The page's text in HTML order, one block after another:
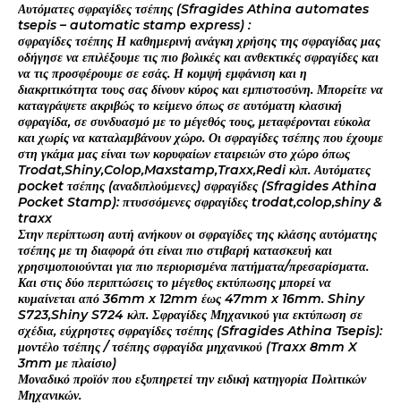
Αυτόματες σφραγίδες τσέπης (Sfragides Athina automates
tsepis – automatic stamp express) :
σφραγίδες τσέπης Η καθημερινή ανάγκη χρήσης της σφραγίδας μας
οδήγησε να επιλέξουμε τις πιο βολικές και ανθεκτικές σφραγίδες και
να τις προσφέρουμε σε εσάς. Η κομψή εμφάνιση και η
διακριτικότητα τους σας δίνουν κύρος και εμπιστοσύνη. Μπορείτε να
καταγράψετε ακριβώς το κείμενο όπως σε αυτόματη κλασική
σφραγίδα, σε συνδυασμό με το μέγεθός τους, μεταφέρονται εύκολα
και χωρίς να καταλαμβάνουν χώρο. Οι σφραγίδες τσέπης που έχουμε
στη γκάμα μας είναι των κορυφαίων εταιρειών στο χώρο όπως
Trodat,Shiny,Colop,Maxstamp,Traxx,Redi κλπ. Αυτόματες
pocket τσέπης (αναδιπλούμενες) σφραγίδες (Sfragides Athina
Pocket Stamp): πτυσσόμενες σφραγίδες trodat,colop,shiny &
traxx
Στην περίπτωση αυτή ανήκουν οι σφραγίδες της κλάσης αυτόματης
τσέπης με τη διαφορά ότι είναι πιο στιβαρή κατασκευή και
χρησιμοποιούνται για πιο περιορισμένα πατήματα/πρεσαρίσματα.
Και στις δύο περιπτώσεις το μέγεθος εκτύπωσης μπορεί να
κυμαίνεται από 36mm x 12mm έως 47mm x 16mm. Shiny
S723,Shiny S724 κλπ. Σφραγίδες Μηχανικού για εκτύπωση σε
σχέδια, εύχρηστες σφραγίδες τσέπης (Sfragides Athina Tsepis):
μοντέλο τσέπης / τσέπης σφραγίδα μηχανικού (Traxx 8mm X
3mm με πλαίσιο)
Μοναδικό προϊόν που εξυπηρετεί την ειδική κατηγορία Πολιτικών
Μηχανικών.